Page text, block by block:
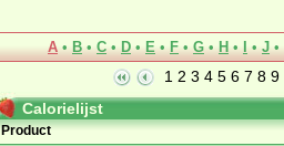
A • B • C • D • E • F • G • H • • J •
1 2 3 4 5 6 7 8 9
Calorielijst
Product